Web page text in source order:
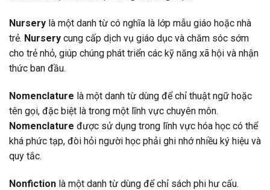
Nursery là một danh từ có nghĩa là lớp mẫu giáo hoặc nhà
trẻ. Nursery cung cấp dịch vụ giáo dục và chăm sóc sớm
cho trẻ nhỏ, giúp chúng phát triển các kỹ năng xã hội và nhận
thức ban đầu.
Nomenclature là một danh từ dùng để chỉ thuật ngữ hoặc
tên gọi, đặc biệt là trong một lĩnh vực chuyên môn.
Nomenclature được sử dụng trong lĩnh vực hóa học có thể
khá phức tạp, đòi hỏi người học phải ghi nhớ nhiều ký hiệu và
quy tắc.
Nonfiction là một danh từ dùng để chỉ sách phi hư cấu.